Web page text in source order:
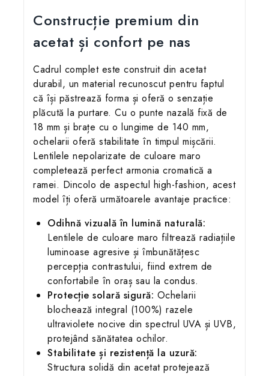
Construcție premium din
acetat și confort pe nas
Cadrul complet este construit din acetat
durabil, un material recunoscut pentru faptul
că își păstrează forma și oferă o senzație
plăcută la purtare. Cu o punte nazală fixă de
18 mm și brațe cu o lungime de 140 mm,
ochelarii oferă stabilitate în timpul mișcării.
Lentilele nepolarizate de culoare maro
completează perfect armonia cromatică a
ramei. Dincolo de aspectul high-fashion, acest
model îți oferă următoarele avantaje practice:
Odihnă vizuală în lumină naturală:
Lentilele de culoare maro filtrează radiațiile
luminoase agresive și îmbunătățesc
percepția contrastului, fiind extrem de
confortabile în oraș sau la condus.
Protecție solară sigură: Ochelarii
blochează integral (100%) razele
ultraviolete nocive din spectrul UVA și UVB,
protejând sănătatea ochilor.
Stabilitate și rezistență la uzură:
Structura solidă din acetat protejează